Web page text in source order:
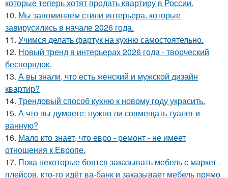
которые теперь хотят продать квартиру в России.
10. Мы запоминаем стили интерьера, которые
завирусились в начале 2026 года.
11. Учимся делать фартук на кухню самостоятельно.
12. Новый тренд в интерьерах 2026 года - творческий
беспорядок.
13. А вы знали, что есть женский и мужской дизайн
квартир?
14. Трендовый способ кухню к новому году украсить.
15. А что вы думаете: нужно ли совмещать туалет и
ванную?
16. Мало кто знает, что евро - ремонт - не имеет
отношения к Европе.
17. Пока некоторые боятся заказывать мебель с маркет -
плейсов, кто-то идёт ва-банк и заказывает мебель прямо